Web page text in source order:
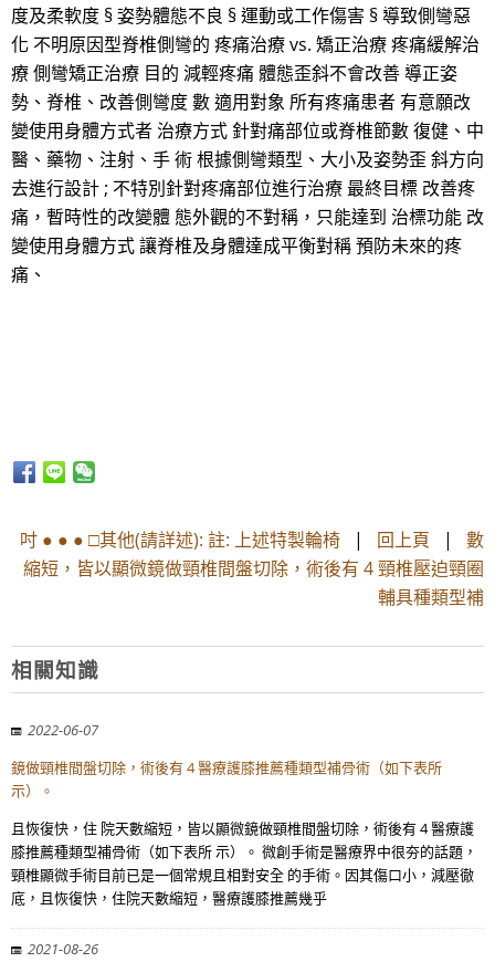
度及柔軟度 § 姿勢體態不良 § 運動或工作傷害 § 導致側彎惡
化 不明原因型脊椎側彎的 疼痛治療 vs. 矯正治療 疼痛緩解治
療 側彎矯正治療 目的 減輕疼痛 體態歪斜不會改善 導正姿
勢、脊椎、改善側彎度 數 適用對象 所有疼痛患者 有意願改
變使用身體方式者 治療方式 針對痛部位或脊椎節數 復健、中
醫、藥物、注射、手 術 根據側彎類型、大小及姿勢歪 斜方向
去進行設計 ; 不特別針對疼痛部位進行治療 最終目標 改善疼
痛，暫時性的改變體 態外觀的不對稱，只能達到 治標功能 改
變使用身體方式 讓脊椎及身體達成平衡對稱 預防未來的疼
痛、
吋 ● ● ● □其他(請詳述): 註: 上述特製輪椅 | 回上頁 | 數
縮短，皆以顯微鏡做頸椎間盤切除，術後有 4 頸椎壓迫頸圈
輔具種類型補
相關知識
2022-06-07
鏡做頸椎間盤切除，術後有 4 醫療護膝推薦種類型補骨術（如下表所
示）。
且恢復快，住 院天數縮短，皆以顯微鏡做頸椎間盤切除，術後有 4 醫療護
膝推薦種類型補骨術（如下表所 示）。 微創手術是醫療界中很夯的話題，
頸椎顯微手術目前已是一個常規且相對安全 的手術。因其傷口小，減壓徹
底，且恢復快，住院天數縮短，醫療護膝推薦幾乎
2021-08-26